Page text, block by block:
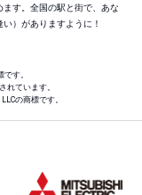
す。全国の駅と街で、あな
）がありますように！
す。
れています。
の商標です。